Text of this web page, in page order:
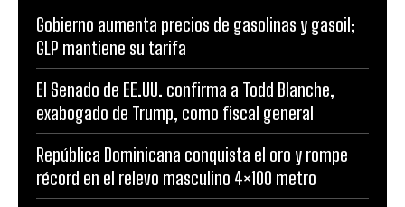
Gobierno aumenta precios de gasolinas y gasoil;
GLP mantiene su tarifa
El Senado de EE.UU. confirma a Todd Blanche,
exabogado de Trump, como fiscal general
República Dominicana conquista el oro y rompe
récord en el relevo masculino 4×100 metro